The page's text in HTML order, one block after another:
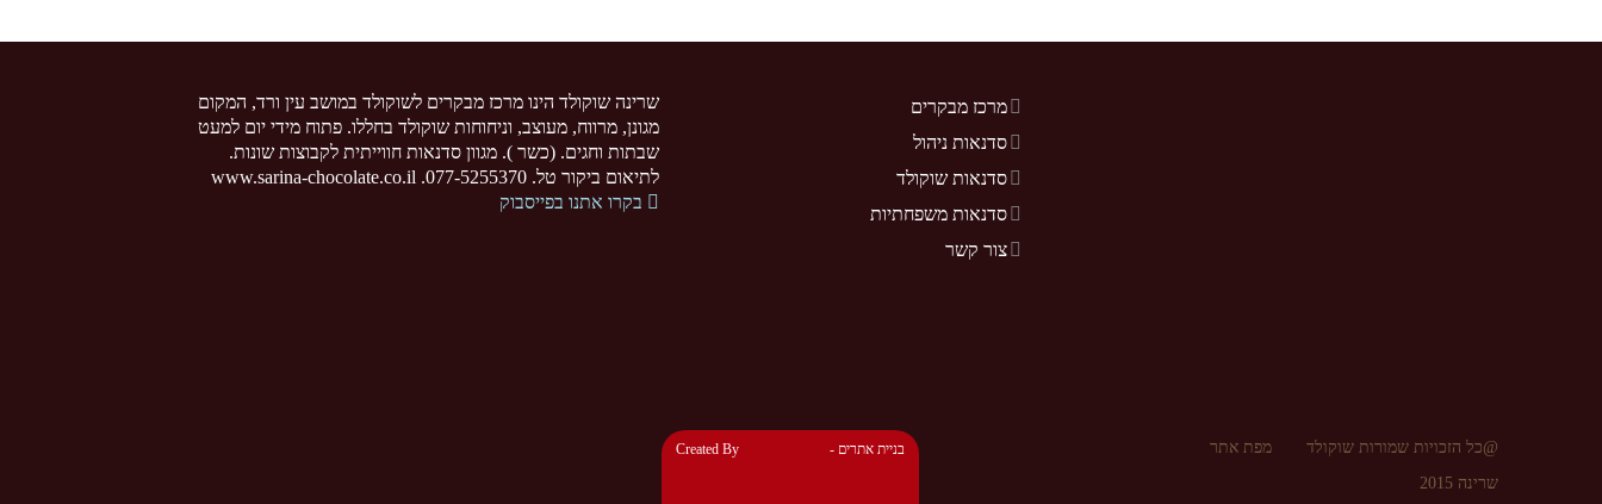
מרכז מבקרים
סדנאות ניהול
סדנאות שוקולד
סדנאות משפחתיות
צור קשר
שרינה שוקולד הינו מרכז מבקרים לשוקולד במושב עין ורד, המקום
מגונן, מרווח, מעוצב, וניחוחות שוקולד בחללו. פתוח מידי יום למעט
שבתות וחגים. (כשר ). מגוון סדנאות חווייתית לקבוצות שונות.
לתיאום ביקור טל. 077-5255370. www.sarina-chocolate.co.il
בקרו אתנו בפייסבוק
@כל הזכויות שמורות שוקולד
שרינה 2015
מפת אתר Created By - בניית אתרים